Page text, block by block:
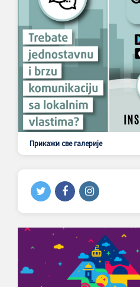
Прикажи све галерије